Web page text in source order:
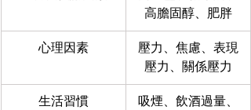
高膽固醇、肥胖
心理因素
壓力、焦慮、表現
壓力、關係壓力
生活習慣
吸煙、飲酒過量、